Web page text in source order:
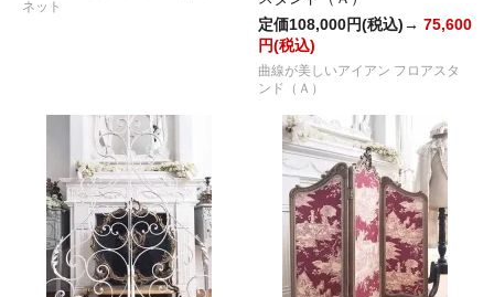
ネット
定価108,000円(税込)→ 75,600
円(税込)
曲線が美しいアイアン フロアスタ
ンド（Ａ）